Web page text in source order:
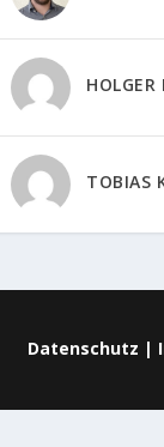
HOLGER
TOBIAS
Datenschutz |